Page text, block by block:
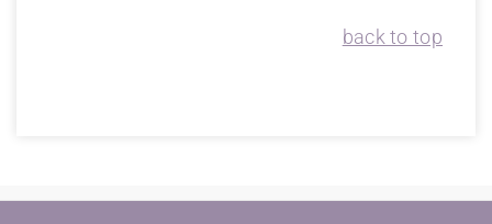
back to top